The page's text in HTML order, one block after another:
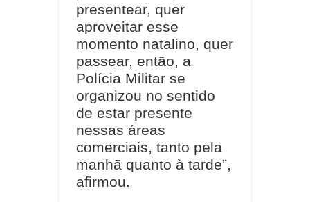
presentear, quer
aproveitar esse
momento natalino, quer
passear, então, a
Polícia Militar se
organizou no sentido
de estar presente
nessas áreas
comerciais, tanto pela
manhã quanto à tarde”,
afirmou.